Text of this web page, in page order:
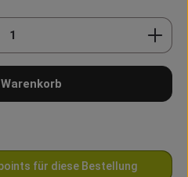
gewünschten Wert ein
für diese Bestellung